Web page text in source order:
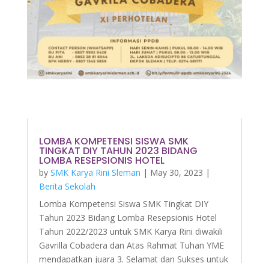
LOMBA KOMPETENSI SISWA SMK
TINGKAT DIY TAHUN 2023 BIDANG
LOMBA RESEPSIONIS HOTEL
by SMK Karya Rini Sleman | May 30, 2023 |
Berita Sekolah
Lomba Kompetensi Siswa SMK Tingkat DIY
Tahun 2023 Bidang Lomba Resepsionis Hotel
Tahun 2022/2023 untuk SMK Karya Rini diwakili
Gavrilla Cobadera dan Atas Rahmat Tuhan YME
mendapatkan juara 3. Selamat dan Sukses untuk